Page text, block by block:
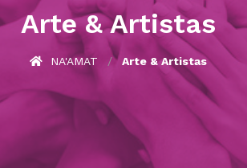
Arte & Artistas
NA'AMAT Arte & Artistas